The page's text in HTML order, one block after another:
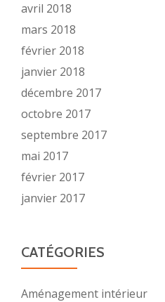
avril 2018
mars 2018
février 2018
janvier 2018
décembre 2017
octobre 2017
septembre 2017
mai 2017
février 2017
janvier 2017
CATÉGORIES
Aménagement intérieur